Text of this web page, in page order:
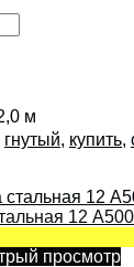
м
гнутый, купить,
12
просмотр